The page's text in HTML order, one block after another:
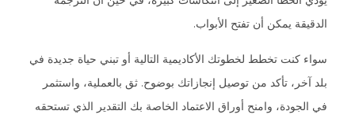
الدقيقة يمكن أن تفتح الأبواب.
سواء كنت تخطط لخطوتك الأكاديمية التالية أو تبني حياة جديدة في
بلد آخر، تأكد من توصيل إنجازاتك بوضوح. ثق بالعملية، واستثمر
في الجودة، وامنح أوراق الاعتماد الخاصة بك التقدير الذي تستحقه